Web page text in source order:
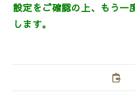
設定をご確認の上、もう一
します。